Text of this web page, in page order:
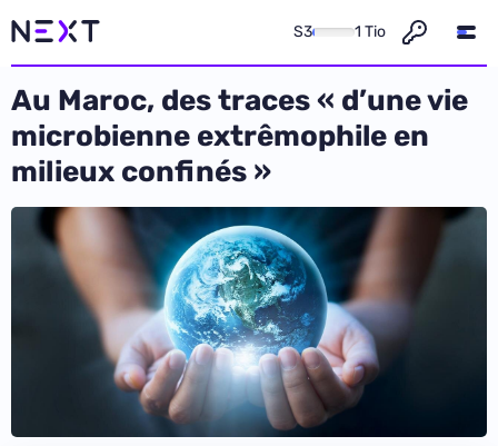
S3 1 Tio
Au Maroc, des traces « d’une vie
microbienne extrêmophile en
milieux confinés »